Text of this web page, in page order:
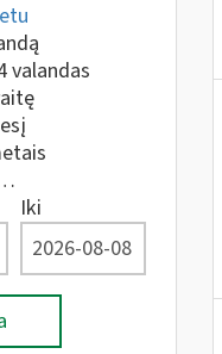
valandas
Iki